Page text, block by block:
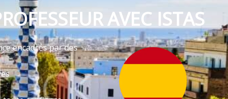
AVEC ISTAS
encadrés par des